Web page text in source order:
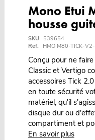
Mono Etui
housse
SKU
539654
Ref.
HMO M80-TICK-
Conçu pour ne
Classic et Vertigo
accessoires Tick
en toute sécurité
matériel, qu'il
disque dur ou
compartiment et
En savoir plus